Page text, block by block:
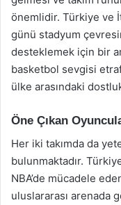
önemlidir. Türkiye ve
günü stadyum
desteklemek için bir
basketbol sevgisi
ülke arasındaki
Öne Çıkan
Her iki takımda da
bulunmaktadır.
NBA’de mücadele
uluslararası arenada